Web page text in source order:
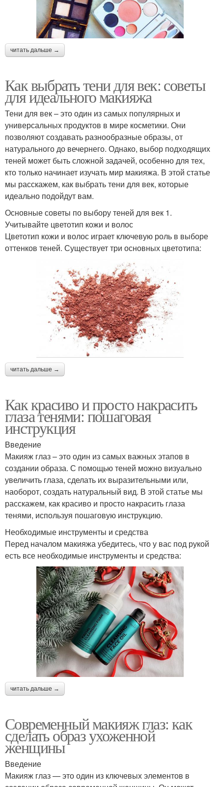
читать дальше →
Как выбрать тени для век: советы
для идеального макияжа
Тени для век – это один из самых популярных и
универсальных продуктов в мире косметики. Они
позволяют создавать разнообразные образы, от
натурального до вечернего. Однако, выбор подходящих
теней может быть сложной задачей, особенно для тех,
кто только начинает изучать мир макияжа. В этой статье
мы расскажем, как выбрать тени для век, которые
идеально подойдут вам.
Основные советы по выбору теней для век 1.
Учитывайте цветотип кожи и волос
Цветотип кожи и волос играет ключевую роль в выборе
оттенков теней. Существует три основных цветотипа:
читать дальше →
Как красиво и просто накрасить
глаза тенями: пошаговая
инструкция
Введение
Макияж глаз – это один из самых важных этапов в
создании образа. С помощью теней можно визуально
увеличить глаза, сделать их выразительными или,
наоборот, создать натуральный вид. В этой статье мы
расскажем, как красиво и просто накрасить глаза
тенями, используя пошаговую инструкцию.
Необходимые инструменты и средства
Перед началом макияжа убедитесь, что у вас под рукой
есть все необходимые инструменты и средства:
читать дальше →
Современный макияж глаз: как
сделать образ ухоженной
женщины
Введение
Макияж глаз — это один из ключевых элементов в